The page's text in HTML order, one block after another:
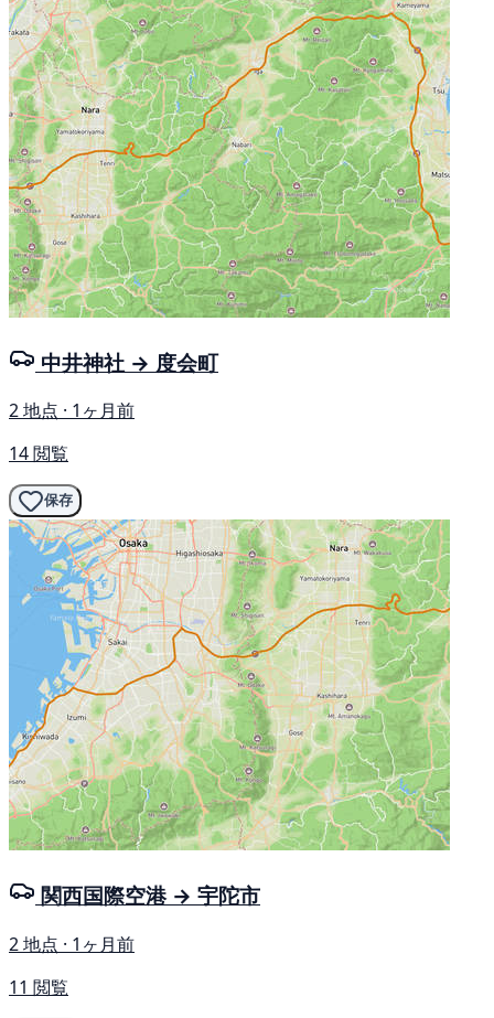
中井神社 → 度会町
2 地点 · 1ヶ月前
14 閲覧
保存
関西国際空港 → 宇陀市
2 地点 · 1ヶ月前
11 閲覧